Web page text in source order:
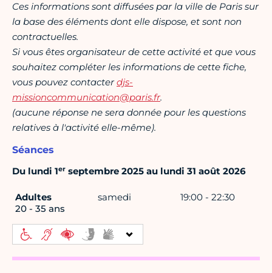
Ces informations sont diffusées par la ville de Paris sur
la base des éléments dont elle dispose, et sont non
contractuelles.
Si vous êtes organisateur de cette activité et que vous
souhaitez compléter les informations de cette fiche,
vous pouvez contacterdjs-
missioncommunication@paris.fr.
(aucune réponse ne sera donnée pour les questions
relatives à l'activité elle-même).
Séances
Du lundi 1er septembre 2025 au lundi 31 août 2026
Adultes
20 - 35 ans
samedi 19:00 - 22:30